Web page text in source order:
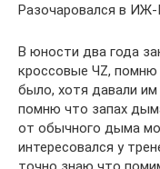
Разочаровался в
В юности два года
кроссовые ЧZ, помню
было, хотя давали
помню что запах
от обычного дыма
интересовался у